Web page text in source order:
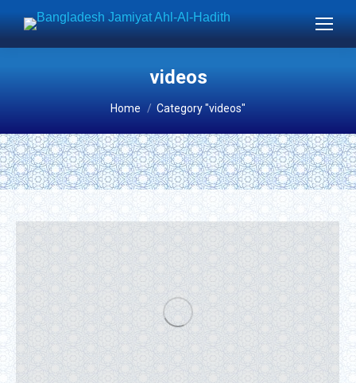
videos
You are here:
Home Category "videos"